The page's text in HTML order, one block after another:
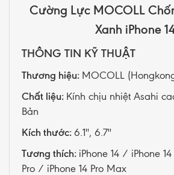
Cường Lực MOCOLL
Xanh iPhone
THÔNG TIN KỸ THUẬT
Thương hiệu: MOCOLL
Chất liệu: Kính chịu nhiệt Asahi
Bản
Kích thước: 6.1'', 6.7''
Tương thích: iPhone 14 / iPhone
Pro / iPhone 14 Pro Max